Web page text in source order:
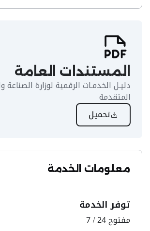
المستندات العامة
دليـل الخدمـات الرقمية لوزارة الصناعة
المتقدمة
تحميل
معلومات الخدمة
توفر الخدمة
مفتوح 24 / 7